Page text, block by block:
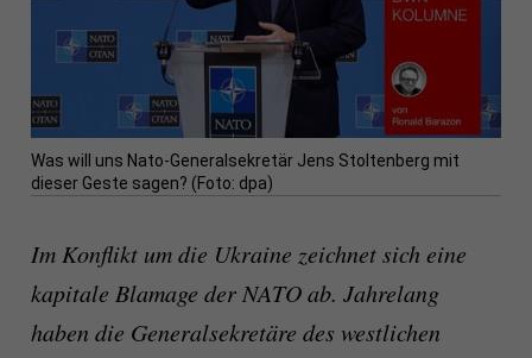
Was will uns Nato-Generalsekretär Jens Stoltenberg mit
dieser Geste sagen? (Foto: dpa)
Im Konflikt um die Ukraine zeichnet sich eine
kapitale Blamage der NATO ab. Jahrelang
haben die Generalsekretäre des westlichen